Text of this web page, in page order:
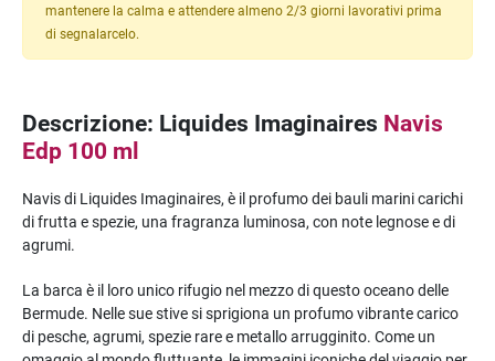
mantenere la calma e attendere almeno 2/3 giorni lavorativi prima
di segnalarcelo.
Descrizione: Liquides Imaginaires Navis
Edp 100 ml
Navis di Liquides Imaginaires, è il profumo dei bauli marini carichi
di frutta e spezie, una fragranza luminosa, con note legnose e di
agrumi.
La barca è il loro unico rifugio nel mezzo di questo oceano delle
Bermude. Nelle sue stive si sprigiona un profumo vibrante carico
di pesche, agrumi, spezie rare e metallo arrugginito. Come un